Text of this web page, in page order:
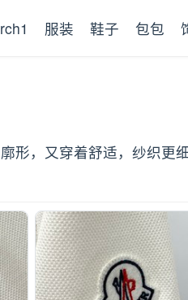
服装 鞋子 包包
形，又穿着舒适，纱织更